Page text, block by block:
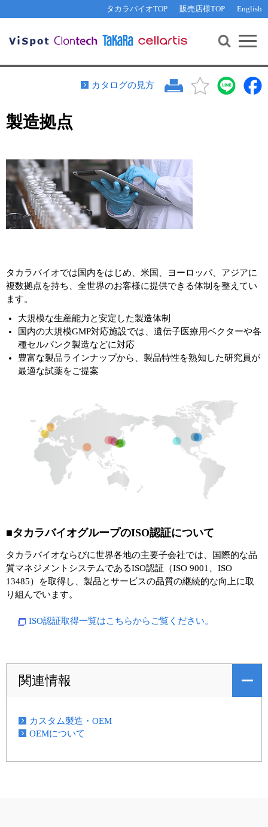
タカラバイオTOP 販売店様TOP English
機能解析・サイレンシング
PCR・等温増幅
装置・ソフトウェア
サンプル請求
テクニカルサポートライン
その他 ライセンスに関するご相談
遺伝子組換え生物該当製品
研究支援ツール
Cut-Site Navigator 制限酵素切断サイトの検索
In-Fusion Cloning プライマー設計
抗体検索サイト
リアルタイムPCR（プローブ法）
プライマー・プローブ検索・注文
機器ソフトウェア・ベクター配列ダウンロード
実験ガイド
リアルタイムPCR実験ガイド
遺伝子検査ガイド（食品・水質・家畜他）
NGSポータルサイト
幹細胞・再生医療研究ガイド
細胞選択ガイド
エピジェネティクス実験ガイド
RNAi実験ガイド
プロトコール集
ユーザーズボイス集
動画ライブラリー
お問い合わせ WEB会員登録
カタログの見方
製造拠点
タカラバイオでは国内をはじめ、米国、ヨーロッパ、アジアに
複数拠点を持ち、全世界のお客様に提供できる体制を整えてい
ます。
大規模な生産能力と安定した製造体制
国内の大規模GMP対応施設では、遺伝子医療用ベクターや各
種セルバンク製造などに対応
豊富な製品ラインナップから、製品特性を熟知した研究員が
最適な試薬をご提案
■タカラバイオグループのISO認証について
タカラバイオならびに世界各地の主要子会社では、国際的な品
質マネジメントシステムであるISO認証（ISO 9001、ISO
13485）を取得し、製品とサービスの品質の継続的な向上に取
り組んでいます。
ISO認証取得一覧はこちらからご覧ください。
関連情報
カスタム製造・OEM
OEMについて